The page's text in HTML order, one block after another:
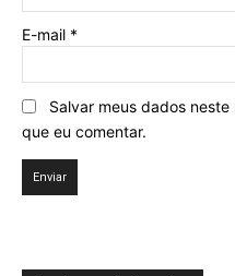
E-mail *
Salvar meus dados
que eu comentar.